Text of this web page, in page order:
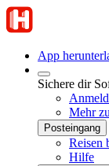
App
Sichere dir
Mehr
Posteingang
Reisen
Hilfe